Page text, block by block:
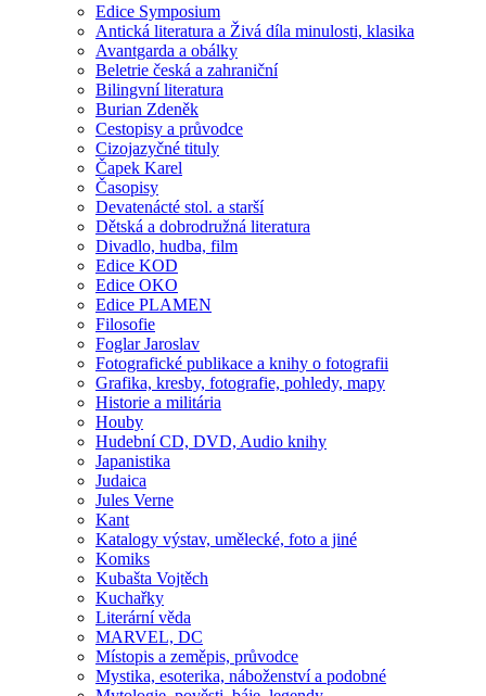
Edice Symposium
Antická literatura a Živá díla minulosti, klasika
Avantgarda a obálky
Beletrie česká a zahraniční
Bilingvní literatura
Burian Zdeněk
Cestopisy a průvodce
Cizojazyčné tituly
Čapek Karel
Časopisy
Devatenácté stol. a starší
Dětská a dobrodružná literatura
Divadlo, hudba, film
Edice KOD
Edice OKO
Edice PLAMEN
Filosofie
Foglar Jaroslav
Fotografické publikace a knihy o fotografii
Grafika, kresby, fotografie, pohledy, mapy
Historie a militária
Houby
Hudební CD, DVD, Audio knihy
Japanistika
Judaica
Jules Verne
Kant
Katalogy výstav, umělecké, foto a jiné
Komiks
Kubašta Vojtěch
Kuchařky
Literární věda
MARVEL, DC
Místopis a zeměpis, průvodce
Mystika, esoterika, náboženství a podobné